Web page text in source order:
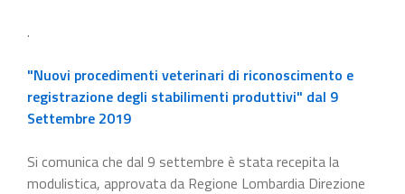
.
"Nuovi procedimenti veterinari di riconoscimento e
registrazione degli stabilimenti produttivi" dal 9
Settembre 2019
Si comunica che dal 9 settembre è stata recepita la
modulistica, approvata da Regione Lombardia Direzione